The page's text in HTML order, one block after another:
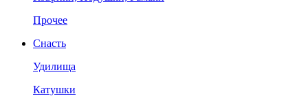
Прочее
Снасть
Удилища
Катушки